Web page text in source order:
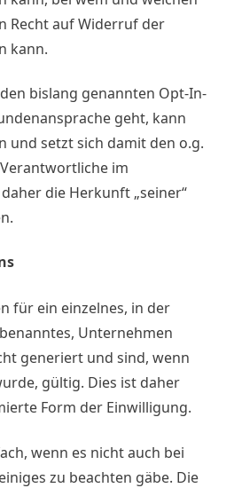
Recht auf Widerruf der
kann.
bislang genannten Opt-In-
geht, kann
und setzt sich damit den o.g.
im
die Herkunft „seiner“
für ein einzelnes, in der
Unternehmen
generiert und sind, wenn
gültig. Dies ist daher
Form der Einwilligung.
wenn es nicht auch bei
zu beachten gäbe. Die